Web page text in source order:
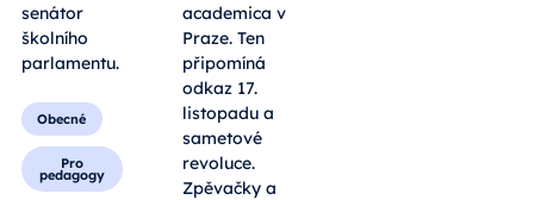
senátor
školního
parlamentu.
Obecné
Pro
pedagogy
academica v
Praze. Ten
připomíná
odkaz 17.
listopadu a
sametové
revoluce.
Zpěvačky a